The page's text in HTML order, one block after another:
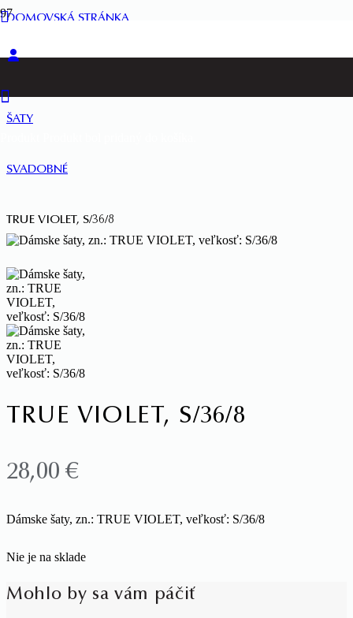
DOMOVSKÁ STRÁNKA
ŠATY
SVADOBNÉ
TRUE VIOLET, S/36/8
TRUE VIOLET, S/36/8
28,00€
Dámske šaty, zn.: TRUE VIOLET, veľkosť: S/36/8
Nie je na sklade
Mohlo by sa vám páčiť